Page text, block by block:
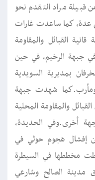
قبيلة مراد التقدم نحو
عدة، كما ساعدت غارات
القبائل والمقاومة
جبهة الرخيم، في حين
بمديرية السويدية
ومأرب.كما شهدت جبهة
والمقاومة المحلية
أخرى.وفي الحديدة،
إفشال هجوم حوثي في
مخططها في السيطرة
في كيلو 16 وشرق مدينة الصالح وشارعي